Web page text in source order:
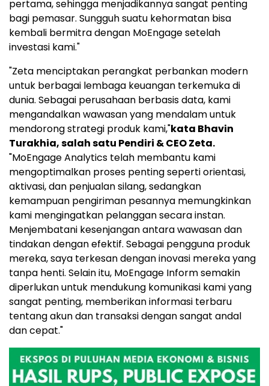
pertama, sehingga menjadikannya sangat penting
bagi pemasar. Sungguh suatu kehormatan bisa
kembali bermitra dengan MoEngage setelah
investasi kami."
"Zeta menciptakan perangkat perbankan modern
untuk berbagai lembaga keuangan terkemuka di
dunia. Sebagai perusahaan berbasis data, kami
mengandalkan wawasan yang mendalam untuk
mendorong strategi produk kami,"kata Bhavin
Turakhia, salah satu Pendiri & CEO Zeta.
"MoEngage Analytics telah membantu kami
mengoptimalkan proses penting seperti orientasi,
aktivasi, dan penjualan silang, sedangkan
kemampuan pengiriman pesannya memungkinkan
kami mengingatkan pelanggan secara instan.
Menjembatani kesenjangan antara wawasan dan
tindakan dengan efektif. Sebagai pengguna produk
mereka, saya terkesan dengan inovasi mereka yang
tanpa henti. Selain itu, MoEngage Inform semakin
diperlukan untuk mendukung komunikasi kami yang
sangat penting, memberikan informasi terbaru
tentang akun dan transaksi dengan sangat andal
dan cepat."